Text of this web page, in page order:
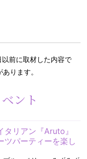
前に取材した内容で
ります。
ント
タリアン『Aruto』
ツパーティーを楽し